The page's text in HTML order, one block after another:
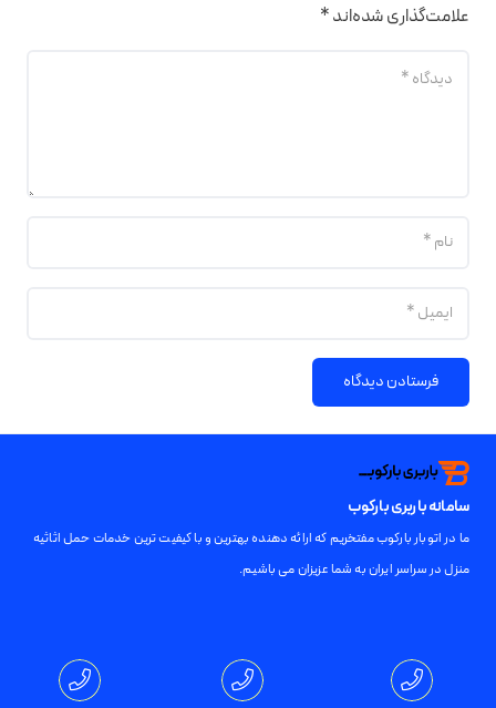
علامت‌گذاری شده‌اند*
فرستادن دیدگاه
سامانه باربری بارکوب
ما در اتوبار بارکوب مفتخریم که ارائه دهنده بهترین و با کیفیت ترین خدمات حمل اثاثیه
منزل در سراسر ایران به شما عزیزان می باشیم.